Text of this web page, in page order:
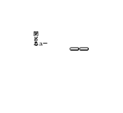
メ
ニュー
閉
じ
る